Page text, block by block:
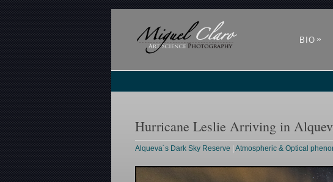
BIO »
Hurricane Leslie Arriving in
Alqueva´s Dark Sky Reserve |Atmospheric & Optical